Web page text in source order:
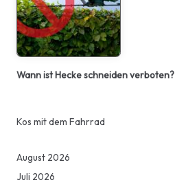
Wann ist Hecke schneiden verboten?
Kos mit dem Fahrrad
August 2026
Juli 2026